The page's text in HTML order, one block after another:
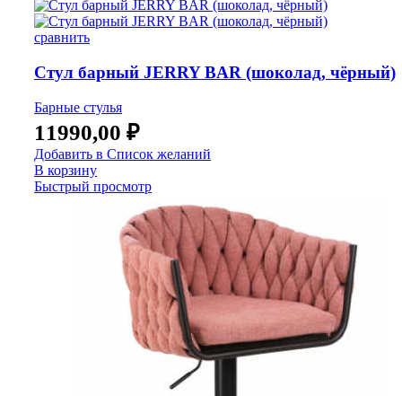
сравнить
Стул барный JERRY BAR (шоколад, чёрный)
Барные стулья
11990,00 ₽
Добавить в Список желаний
В корзину
Быстрый просмотр